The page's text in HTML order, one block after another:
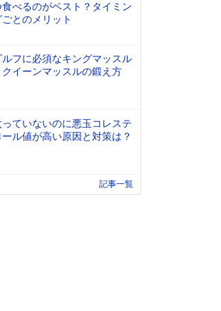
食べるのがベスト？タイミン
ごとのメリット
ルフに必須なキングマッスル
クイーンマッスルの鍛え方
っていないのに悪玉コレステ
ール値が高い原因と対策は？
記事一覧